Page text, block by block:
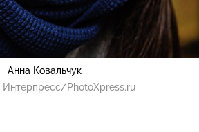
Анна Ковальчук
Интерпресс/PhotoXpress.ru